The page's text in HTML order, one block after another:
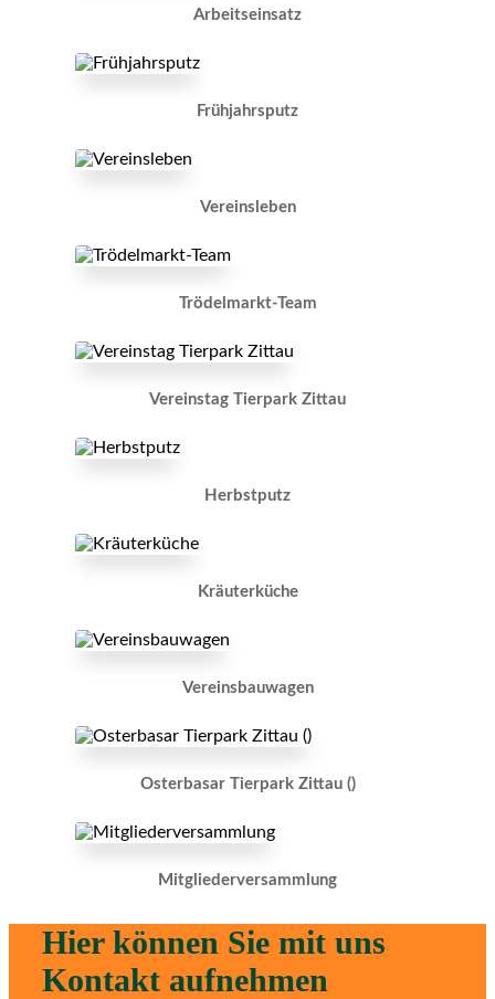
Arbeitseinsatz
Frühjahrsputz
Vereinsleben
Trödelmarkt-Team
Vereinstag Tierpark Zittau
Herbstputz
Kräuterküche
Vereinsbauwagen
Osterbasar Tierpark Zittau ()
Mitgliederversammlung
Hier können Sie mit uns
Kontakt aufnehmen